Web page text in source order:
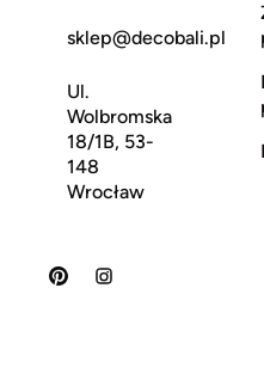
sklep@decobali.pl
Ul.
Wolbromska
18/1B, 53-
148
Wrocław